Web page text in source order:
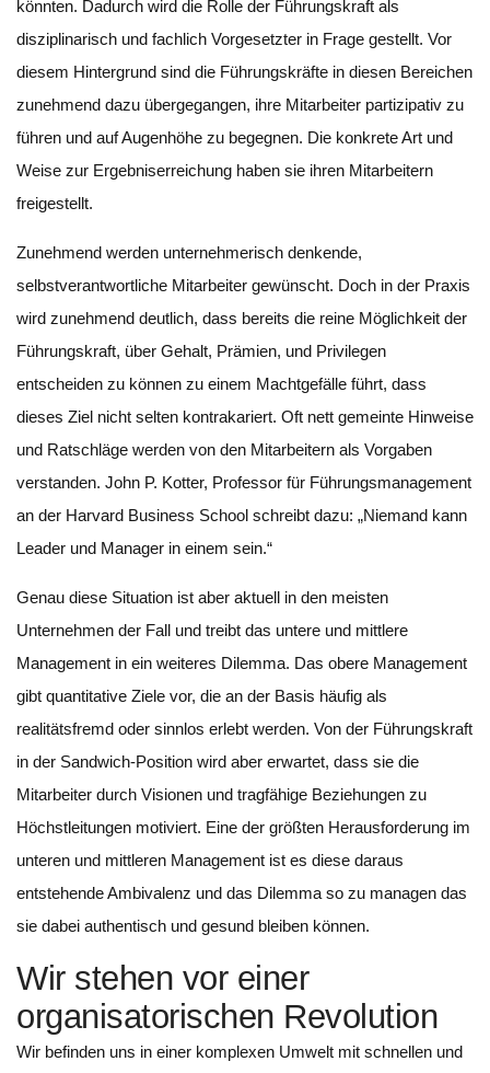
könnten. Dadurch wird die Rolle der Führungskraft als
disziplinarisch und fachlich Vorgesetzter in Frage gestellt. Vor
diesem Hintergrund sind die Führungskräfte in diesen Bereichen
zunehmend dazu übergegangen, ihre Mitarbeiter partizipativ zu
führen und auf Augenhöhe zu begegnen. Die konkrete Art und
Weise zur Ergebniserreichung haben sie ihren Mitarbeitern
freigestellt.
Zunehmend werden unternehmerisch denkende,
selbstverantwortliche Mitarbeiter gewünscht. Doch in der Praxis
wird zunehmend deutlich, dass bereits die reine Möglichkeit der
Führungskraft, über Gehalt, Prämien, und Privilegen
entscheiden zu können zu einem Machtgefälle führt, dass
dieses Ziel nicht selten kontrakariert. Oft nett gemeinte Hinweise
und Ratschläge werden von den Mitarbeitern als Vorgaben
verstanden. John P. Kotter, Professor für Führungsmanagement
an der Harvard Business School schreibt dazu: „Niemand kann
Leader und Manager in einem sein.“
Genau diese Situation ist aber aktuell in den meisten
Unternehmen der Fall und treibt das untere und mittlere
Management in ein weiteres Dilemma. Das obere Management
gibt quantitative Ziele vor, die an der Basis häufig als
realitätsfremd oder sinnlos erlebt werden. Von der Führungskraft
in der Sandwich-Position wird aber erwartet, dass sie die
Mitarbeiter durch Visionen und tragfähige Beziehungen zu
Höchstleitungen motiviert. Eine der größten Herausforderung im
unteren und mittleren Management ist es diese daraus
entstehende Ambivalenz und das Dilemma so zu managen das
sie dabei authentisch und gesund bleiben können.
Wir stehen vor einer
organisatorischen Revolution
Wir befinden uns in einer komplexen Umwelt mit schnellen und